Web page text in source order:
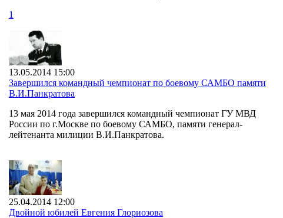
1
13.05.2014 15:00
Завершился командный чемпионат по боевому САМБО памяти
В.И.Панкратова
13 мая 2014 года завершился командный чемпионат ГУ МВД
России по г.Москве по боевому САМБО, памяти генерал-
лейтенанта милиции В.И.Панкратова.
25.04.2014 12:00
Двойной юбилей Евгения Глориозова